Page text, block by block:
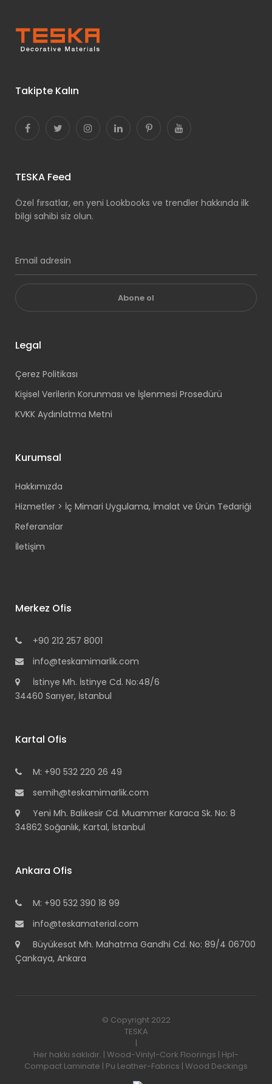
Takipte Kalın
TESKA Feed
Özel fırsatlar, en yeni Lookbooks ve trendler hakkında ilk
bilgi sahibi siz olun.
Abone ol
Legal
Çerez Politikası
Kişisel Verilerin Korunması ve İşlenmesi Prosedürü
KVKK Aydınlatma Metni
Kurumsal
Hakkımızda
Hizmetler > İç Mimari Uygulama, İmalat ve Ürün Tedariği
Referanslar
İletişim
Merkez Ofis
+90 212 257 8001
info@teskamimarlik.com
İstinye Mh. İstinye Cd. No:48/6
34460 Sarıyer, İstanbul
Kartal Ofis
M: +90 532 220 26 49
semih@teskamimarlik.com
Yeni Mh. Balıkesir Cd. Muammer Karaca Sk. No: 8
34862 Soğanlık, Kartal, İstanbul
Ankara Ofis
M: +90 532 390 18 99
info@teskamaterial.com
Büyükesat Mh. Mahatma Gandhi Cd. No: 89/4 06700
Çankaya, Ankara
© Copyright 2022
TESKA
|
Her hakkı saklıdır. | Wood-Vinlyl-Cork Floorings | Hpl-
Compact Laminate | Pu Leather-Fabrics | Wood Deckings